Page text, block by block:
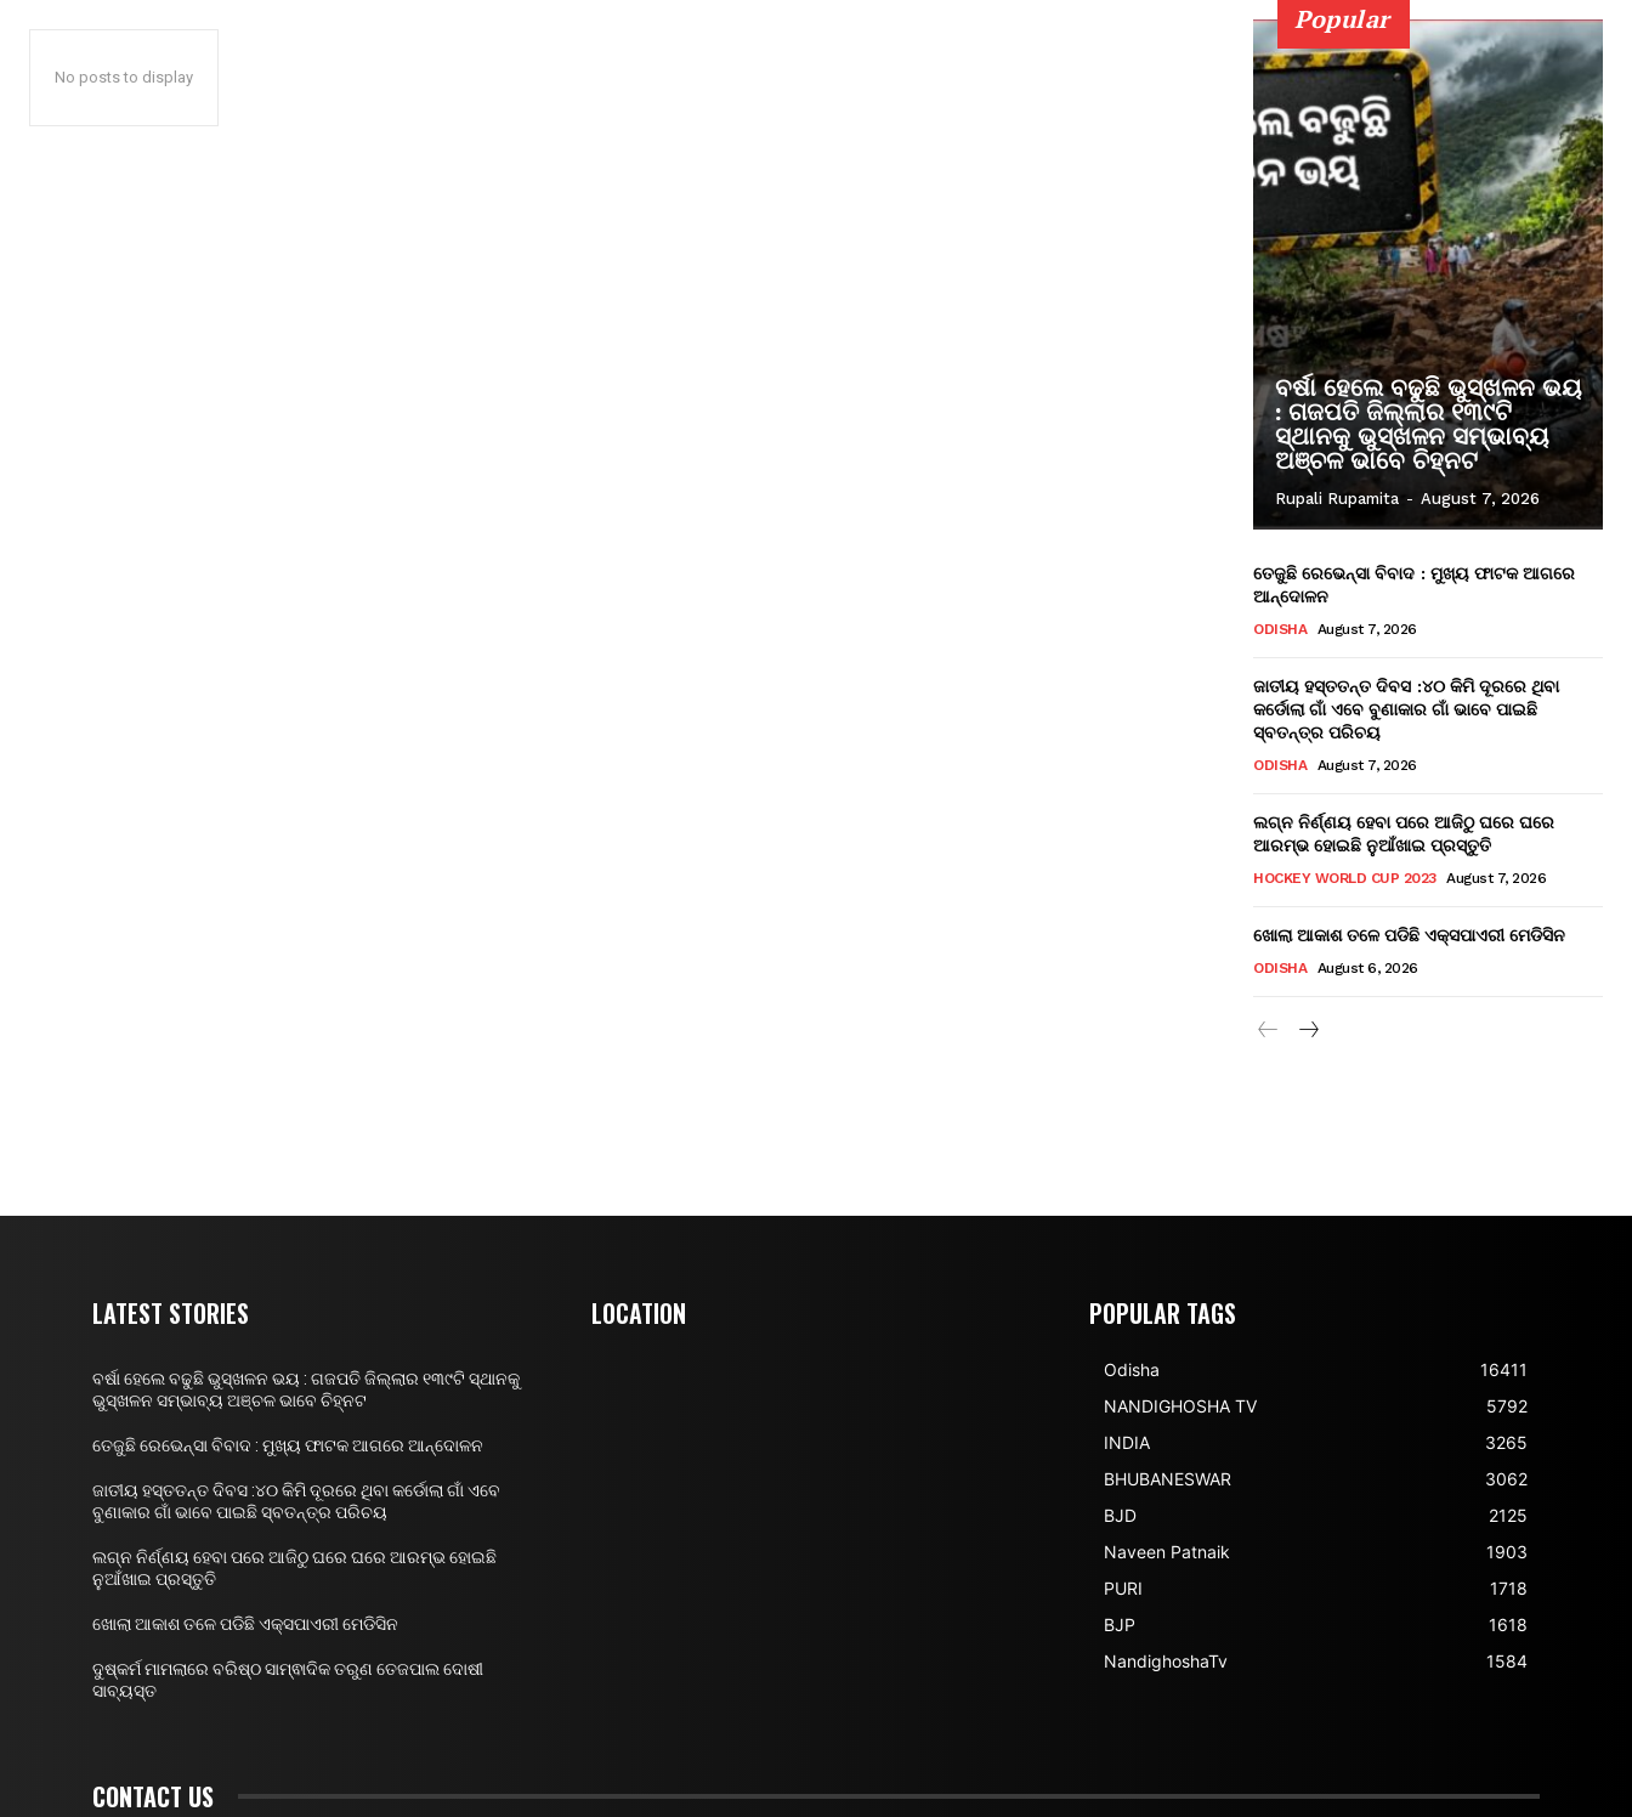
No posts to display
Popular
ବର୍ଷା ହେଲେ ବଢୁଛି ଭୁସ୍ଖଳନ ଭୟ
: ଗଜପତି ଜିଲ୍ଲାର ୧୩୯ଟି
ସ୍ଥାନକୁ ଭୁସ୍ଖଳନ ସମ୍ଭାବ୍ୟ
ଅଞ୍ଚଳ ଭାବେ ଚିହ୍ନଟ
Rupali Rupamita - August 7, 2026
ତେଜୁଛି ରେଭେନ୍ସା ବିବାଦ : ମୁଖ୍ୟ ଫାଟକ ଆଗରେ
ଆନ୍ଦୋଳନ
ODISHA August 7, 2026
ଜାତୀୟ ହସ୍ତତନ୍ତ ଦିବସ :୪୦ କିମି ଦୂରରେ ଥିବା
କର୍ଡୋଲା ଗାଁ ଏବେ ବୁଣାକାର ଗାଁ ଭାବେ ପାଇଛି
ସ୍ବତନ୍ତ୍ର ପରିଚୟ
ODISHA August 7, 2026
ଲଗ୍ନ ନିର୍ଣ୍ଣୟ ହେବା ପରେ ଆଜିଠୁ ଘରେ ଘରେ
ଆରମ୍ଭ ହୋଇଛି ନୁଆଁଖାଇ ପ୍ରସ୍ତୁତି
HOCKEY WORLD CUP 2023 August 7, 2026
ଖୋଲା ଆକାଶ ତଳେ ପଡିଛି ଏକ୍ସପାଏରୀ ମେଡିସିନ
ODISHA August 6, 2026
LATEST STORIES
ବର୍ଷା ହେଲେ ବଢୁଛି ଭୁସ୍ଖଳନ ଭୟ : ଗଜପତି ଜିଲ୍ଲାର ୧୩୯ଟି ସ୍ଥାନକୁ
ଭୁସ୍ଖଳନ ସମ୍ଭାବ୍ୟ ଅଞ୍ଚଳ ଭାବେ ଚିହ୍ନଟ
ତେଜୁଛି ରେଭେନ୍ସା ବିବାଦ : ମୁଖ୍ୟ ଫାଟକ ଆଗରେ ଆନ୍ଦୋଳନ
ଜାତୀୟ ହସ୍ତତନ୍ତ ଦିବସ :୪୦ କିମି ଦୂରରେ ଥିବା କର୍ଡୋଲା ଗାଁ ଏବେ
ବୁଣାକାର ଗାଁ ଭାବେ ପାଇଛି ସ୍ବତନ୍ତ୍ର ପରିଚୟ
ଲଗ୍ନ ନିର୍ଣ୍ଣୟ ହେବା ପରେ ଆଜିଠୁ ଘରେ ଘରେ ଆରମ୍ଭ ହୋଇଛି
ନୁଆଁଖାଇ ପ୍ରସ୍ତୁତି
ଖୋଲା ଆକାଶ ତଳେ ପଡିଛି ଏକ୍ସପାଏରୀ ମେଡିସିନ
ଦୁଷ୍କର୍ମ ମାମଲାରେ ବରିଷ୍ଠ ସାମ୍ଵାଦିକ ତରୁଣ ତେଜପାଲ ଦୋଷୀ
ସାବ୍ୟସ୍ତ
LOCATION POPULAR TAGS
Odisha
16411
NANDIGHOSHA TV
5792
INDIA
3265
BHUBANESWAR
3062
BJD
2125
Naveen Patnaik
1903
PURI
1718
BJP
1618
NandighoshaTv
1584
CONTACT US